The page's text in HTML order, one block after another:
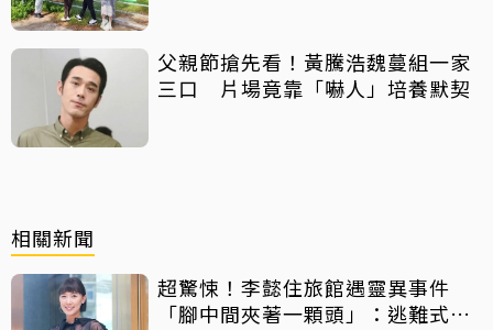
父親節搶先看！黃騰浩魏蔓組一家
三口 片場竟靠「嚇人」培養默契
相關新聞
超驚悚！李懿住旅館遇靈異事件
「腳中間夾著一顆頭」：逃難式退